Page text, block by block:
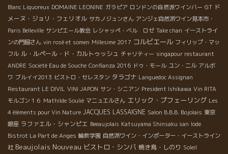
Blanc Liquoreux DOMAINE LEONINE ガラピア ロンドンの自然派ワインバー GT ド
メーヌ・ジョリ・フェリオル サカノジュンさん アンジェ自然派ワイン見本市・
Paris Belleville サンピエール教会 レシャッペ・ベル ロゼ Take chan イーストライ
ンの門脇さん vin rosé et somen Millesime 2017 コルビエール フィリップ・マッ
フル ル・ルペール・ド・カルトゥッシュ チャリティー singapour restaurant
ANDRE Societé Eau de Souche Confianza 2016 ドゥ・モール ユン・ニル アルボ
ワ ブルイイ2013 ビストロ・セレスタン タラゴナ Languedoc Assignan
Restaurant LE DIVIL VINI JAPON サン・シニアン President Ishikawa Vin RITA
モルゴン１６ Mathilde Soulié マニュエルさん エリック・プフェーリング Les
4 éléments pour Vin Nature JACQUES LASSAIGNE Salon B.B.B. Bojolais 東京
銀座 ラファエル・シャンピエ Beeaujolais Katsuyama Shinsaku san Iode
Bistrot La Part de Anges 輪飲学園 自然派ワイン・インポーター・イーストライン
社 Beaujolais Nouveau ビストロ・シンバ 焼き鳥・しのり Soleil